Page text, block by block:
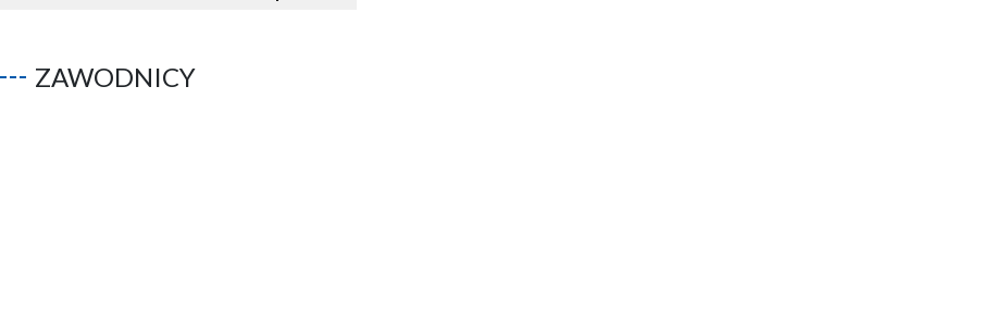
ZAWODNICY